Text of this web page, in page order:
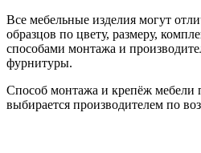
Все мебельные изделия могут
образцов по цвету, размеру,
способами монтажа и
фурнитуры.
Способ монтажа и крепёж мебели
выбирается производителем по